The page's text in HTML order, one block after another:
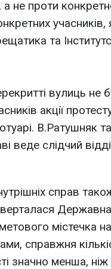
не проти
учасників,
та
вулиць не
акції
В.Ратушняк
веде слідчий
справ
містечка
справжня
значно менша,